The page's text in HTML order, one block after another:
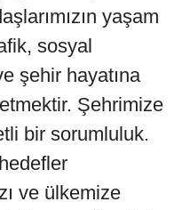
yaşam
sosyal
şehir hayatına
Şehrimize
bir sorumluluk.
ve ülkemize